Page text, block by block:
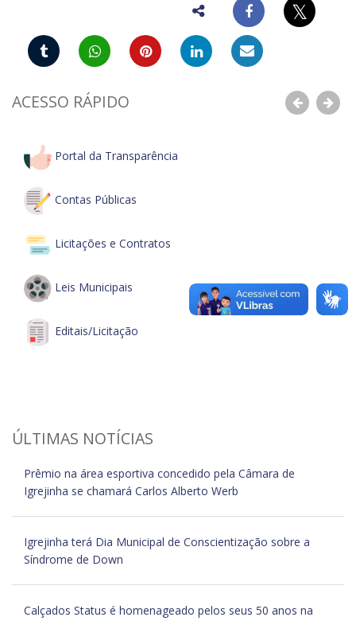
𝕏
ACESSO RÁPIDO Anterior
Portal da Transparência
Contas Públicas
Licitações e Contratos
Leis Municipais
Editais/Licitação
ÚLTIMAS NOTÍCIAS
Prêmio na área esportiva concedido pela Câmara de
Igrejinha se chamará Carlos Alberto Werb
Igrejinha terá Dia Municipal de Conscientização sobre a
Síndrome de Down
Calçados Status é homenageado pelos seus 50 anos na